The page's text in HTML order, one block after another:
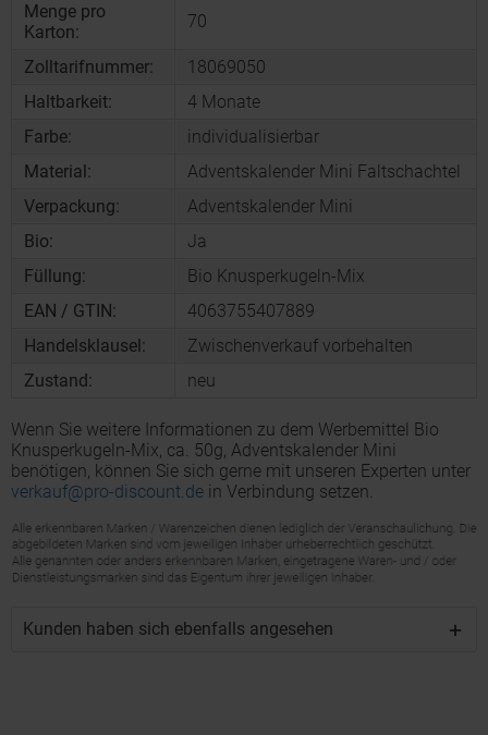
Menge pro
Karton:
70
Zolltarifnummer:
18069050
Haltbarkeit:
4 Monate
Farbe:
individualisierbar
Material:
Adventskalender Mini Faltschachtel
Verpackung:
Adventskalender Mini
Bio:
Ja
Füllung:
Bio Knusperkugeln-Mix
EAN / GTIN:
4063755407889
Handelsklausel:
Zwischenverkauf vorbehalten
Zustand:
neu
Wenn Sie weitere Informationen zu dem Werbemittel Bio
Knusperkugeln-Mix, ca. 50g, Adventskalender Mini
benötigen, können Sie sich gerne mit unseren Experten unter
verkauf@pro-discount.de in Verbindung setzen.
Kunden haben sich ebenfalls angesehen